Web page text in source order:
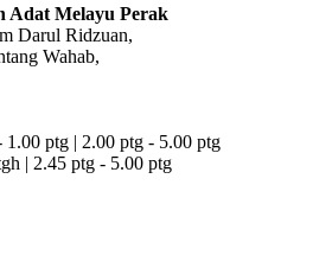
Adat Melayu Perak
Darul Ridzuan,
Wahab,
ptg | 2.00 ptg - 5.00 ptg
| 2.45 ptg - 5.00 ptg